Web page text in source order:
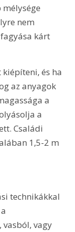
mélysége
nem
kárt
és ha
az anyagok
a
a
Családi
1,5-2 m
technikákkal
vagy